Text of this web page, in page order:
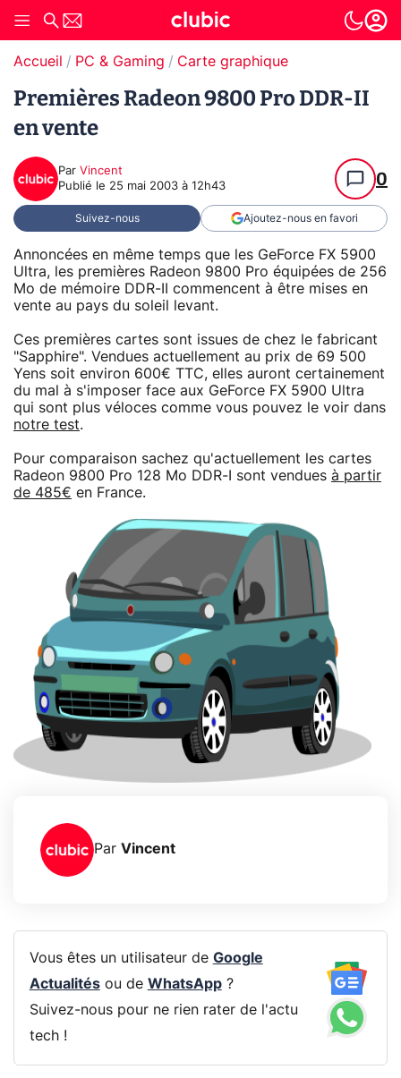
Accueil PC & Gaming Carte graphique
Premières Radeon 9800 Pro DDR-II
en vente
Par Vincent
Publié le 25 mai 2003 à 12h43 0
Suivez-nous Ajoutez-nous en favori
Annoncées en même temps que les GeForce FX 5900
Ultra, les premières Radeon 9800 Pro équipées de 256
Mo de mémoire DDR-II commencent à être mises en
vente au pays du soleil levant.
Ces premières cartes sont issues de chez le fabricant
"Sapphire". Vendues actuellement au prix de 69 500
Yens soit environ 600€ TTC, elles auront certainement
du mal à s'imposer face aux GeForce FX 5900 Ultra
qui sont plus véloces comme vous pouvez le voir dans
notre test.
Pour comparaison sachez qu'actuellement les cartes
Radeon 9800 Pro 128 Mo DDR-I sont vendues à partir
de 485€ en France.
Par Vincent
Vous êtes un utilisateur de Google
Actualitésou de WhatsApp?
Suivez-nous pour ne rien rater de l'actu
tech !